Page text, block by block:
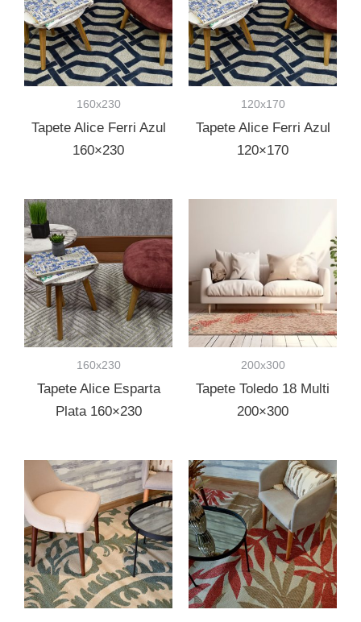
160x230
Tapete Alice Ferri Azul
160×230
120x170
Tapete Alice Ferri Azul
120×170
160x230
Tapete Alice Esparta
Plata 160×230
200x300
Tapete Toledo 18 Multi
200×300